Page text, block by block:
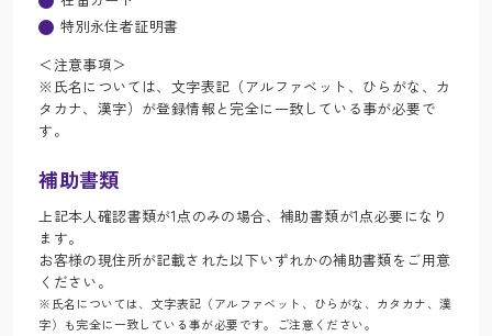
特別永住者証明書
＜注意事項＞
※氏名については、文字表記（アルファベット、ひらがな、カ
タカナ、漢字）が登録情報と完全に一致している事が必要で
す。
補助書類
上記本人確認書類が1点のみの場合、補助書類が1点必要になり
ます。
お客様の現住所が記載された以下いずれかの補助書類をご用意
ください。
※氏名については、文字表記（アルファベット、ひらがな、カタカナ、漢
字）も完全に一致している事が必要です。ご注意ください。